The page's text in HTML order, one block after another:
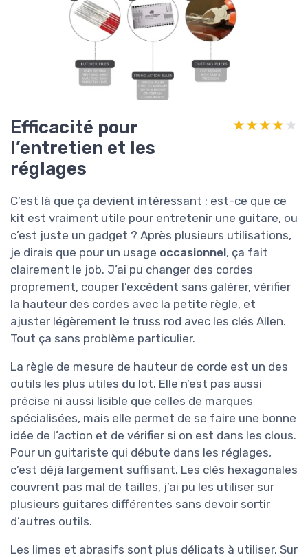
Efficacité pour
l’entretien et les
réglages
★★★★★
★★★★★
C’est là que ça devient intéressant : est-ce que ce
kit est vraiment utile pour entretenir une guitare, ou
c’est juste un gadget ? Après plusieurs utilisations,
je dirais que pour un usage occasionnel, ça fait
clairement le job. J’ai pu changer des cordes
proprement, couper l’excédent sans galérer, vérifier
la hauteur des cordes avec la petite règle, et
ajuster légèrement le truss rod avec les clés Allen.
Tout ça sans problème particulier.
La règle de mesure de hauteur de corde est un des
outils les plus utiles du lot. Elle n’est pas aussi
précise ni aussi lisible que celles de marques
spécialisées, mais elle permet de se faire une bonne
idée de l’action et de vérifier si on est dans les clous.
Pour un guitariste qui débute dans les réglages,
c’est déjà largement suffisant. Les clés hexagonales
couvrent pas mal de tailles, j’ai pu les utiliser sur
plusieurs guitares différentes sans devoir sortir
d’autres outils.
Les limes et abrasifs sont plus délicats à utiliser. Sur